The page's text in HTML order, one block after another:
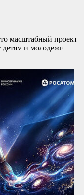
масштабный проект
и молодежи